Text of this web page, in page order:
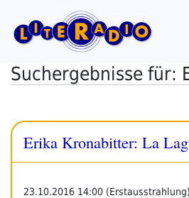
Inhalt
springen
Suchergebnisse für:
Erika Kronabitter: La
23.10.2016 14:00 (Erstausstrahlung)